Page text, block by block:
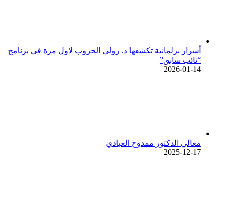
أسرار برلمانية تكشفها د. رولى الحروب لاول مرة في برنامج
“نائب سابق”
2026-01-14
معالي الدكتور ممدوح العبادي
2025-12-17